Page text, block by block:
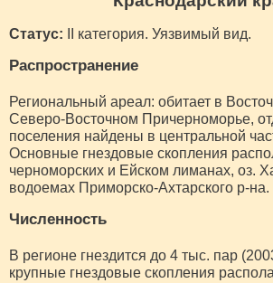
Статус: II категория. Уязвимый вид.
Распространение
Региональный ареал: обитает в
Северо-Восточном Причерноморье,
поселения найдены в центральной
Основные гнездовые скопления
черноморских и Ейском лиманах, оз.
водоемах Приморско-Ахтарского р-на.
Численность
В регионе гнездится до 4 тыс. пар
крупные гнездовые скопления